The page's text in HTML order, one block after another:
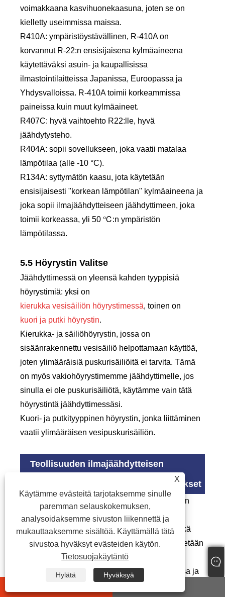
voimakkaana kasvihuonekaasuna, joten se on
kielletty useimmissa maissa.
R410A: ympäristöystävällinen, R-410A on
korvannut R-22:n ensisijaisena kylmäaineena
käytettäväksi asuin- ja kaupallisissa
ilmastointilaitteissa Japanissa, Euroopassa ja
Yhdysvalloissa. R-410A toimii korkeammissa
paineissa kuin muut kylmäaineet.
R407C: hyvä vaihtoehto R22:lle, hyvä
jäähdytysteho.
R404A: sopii sovellukseen, joka vaatii matalaa
lämpötilaa (alle -10 °C).
R134A: syttymätön kaasu, jota käytetään
ensisijaisesti "korkean lämpötilan" kylmäaineena ja
joka sopii ilmajäähdytteiseen jäähdyttimeen, joka
toimii korkeassa, yli 50 ℃:n ympäristön
lämpötilassa.
5.5 Höyrystin Valitse
Jäähdyttimessä on yleensä kahden tyyppisiä
höyrystimiä: yksi on
kierukka vesisäiliön höyrystimessä, toinen on
kuori ja putki höyrystin.
Kierukka- ja säiliöhöyrystin, jossa on
sisäänrakennettu vesisäiliö helpottamaan käyttöä,
joten ylimääräisiä puskurisäiliöitä ei tarvita. Tämä
on myös vakiohöyrystimemme jäähdyttimelle, jos
sinulla ei ole puskurisäiliötä, käytämme vain tätä
höyrystintä jäähdyttimessäsi.
Kuori- ja putkityyppinen höyrystin, jonka liittäminen
vaatii ylimääräisen vesipuskurisäiliön.
Teollisuuden ilmajäähdytteisen
prosessijäähdyttimen teolliset sovellukset
Teollisuuden ilmaprosessin jäähdytin on erittäin
suosittu jäähdytysjärjestelmä, joka voi tarjota
tasaisia ​​ja luotettavia vesijäähdytyslähteitä sekä
teolliseen että kaupalliseen käyttöön, jota käytetään
myös laajasti muoviteollisuudessa,
elintarviketeollisuudessa, kemianteollisuudessa ja
X
Käytämme evästeitä tarjotaksemme sinulle
paremman selauskokemuksen,
analysoidaksemme sivuston liikennettä ja
mukauttaaksemme sisältöä. Käyttämällä tätä
sivustoa hyväksyt evästeiden käytön.
Tietosuojakäytäntö
Hylätä Hyväksyä